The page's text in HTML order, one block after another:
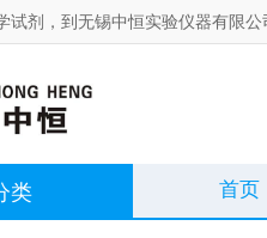
试剂，到无锡中恒实验仪器有限公
类 首页